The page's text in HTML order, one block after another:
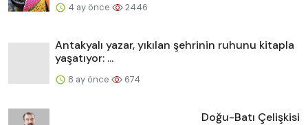
4 ay önce 2446
Antakyalı yazar, yıkılan şehrinin ruhunu kitapla
yaşatıyor: ...
8 ay önce 674
Doğu-Batı Çelişkisi